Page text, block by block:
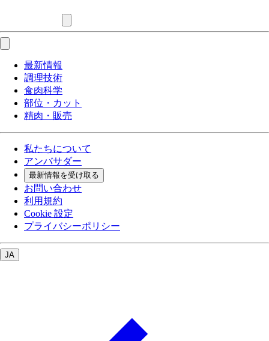
最新情報
調理技術
食肉科学
部位・カット
精肉・販売
私たちについて
アンバサダー
最新情報を受け取る
お問い合わせ
利用規約
Cookie 設定
プライバシーポリシー
JA